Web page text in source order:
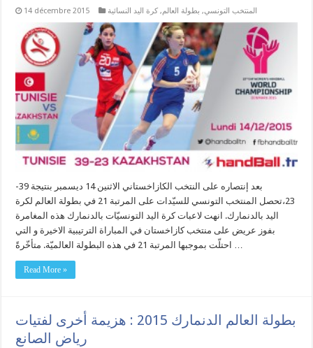
14 décembre 2015 المنتخب التونسي, بطولة العالم , كرة اليد النسائية
بعد إنتصاره على النتخب الكازاخستاني الاثنين 14 ديسمبر بنتيجة 39-
23،تحصل المنتخب التونسي للسيّدات على المرتبة 21 في بطولة العالم لكرة
اليد بالدنمارك. انهت لاعبات كرة اليد التونسيّات بالدنمارك هذه المغامرة
بفوز عريض على منتخب كازاخستان في المباراة الترتيبية الاخيرة و التي
احتلّت بموجبها المرتبة 21 في هذه البطولة العالميّة. متأخّرةً …
Read More »
بطولة العالم الدنمارك 2015 : هزيمة أخرى لفتيات
رياض الصانع